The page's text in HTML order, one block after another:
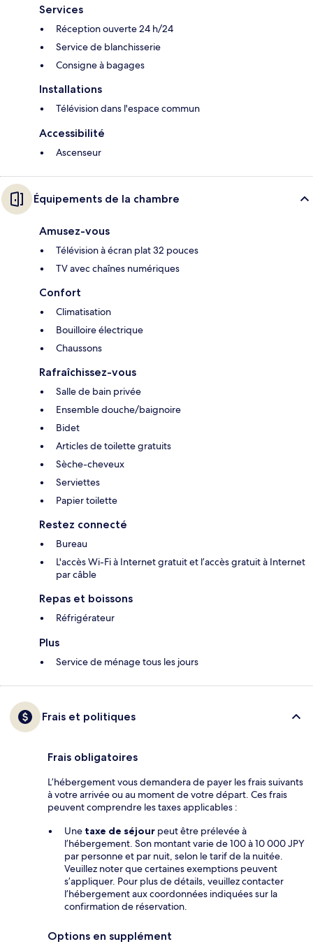
Services
Réception ouverte 24 h/24
Service de blanchisserie
Consigne à bagages
Installations
Télévision dans l'espace commun
Accessibilité
Ascenseur
Équipements de la chambre
Amusez-vous
Télévision à écran plat 32 pouces
TV avec chaînes numériques
Confort
Climatisation
Bouilloire électrique
Chaussons
Rafraîchissez-vous
Salle de bain privée
Ensemble douche/baignoire
Bidet
Articles de toilette gratuits
Sèche-cheveux
Serviettes
Papier toilette
Restez connecté
Bureau
L'accès Wi-Fi à Internet gratuit et l’accès gratuit à Internet
par câble
Repas et boissons
Réfrigérateur
Plus
Service de ménage tous les jours
Frais et politiques
Frais obligatoires
L’hébergement vous demandera de payer les frais suivants
à votre arrivée ou au moment de votre départ. Ces frais
peuvent comprendre les taxes applicables :
Une taxe de séjour peut être prélevée à
l’hébergement. Son montant varie de 100 à 10 000 JPY
par personne et par nuit, selon le tarif de la nuitée.
Veuillez noter que certaines exemptions peuvent
s’appliquer. Pour plus de détails, veuillez contacter
l’hébergement aux coordonnées indiquées sur la
confirmation de réservation.
Options en supplément